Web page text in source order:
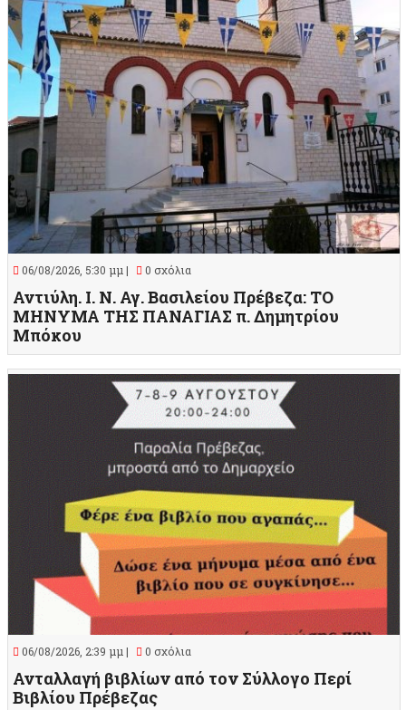
06/08/2026, 5:30 μμ | 0 σχόλια
Αντιύλη. Ι. Ν. Αγ. Βασιλείου Πρέβεζα: ΤΟ
ΜΗΝΥΜΑ ΤΗΣ ΠΑΝΑΓΙΑΣ π. Δημητρίου
Μπόκου
06/08/2026, 2:39 μμ | 0 σχόλια
Ανταλλαγή βιβλίων από τον Σύλλογο Περί
Βιβλίου Πρέβεζας